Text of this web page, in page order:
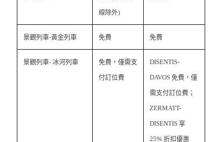
線除外)
景觀列車-黃金列車 免費 免費
景觀列車- 冰河列車 免費，僅需支
付訂位費
DISENTIS-
DAVOS 免費，僅
需支付訂位費；
ZERMATT-
DISENTIS 享
25% 折扣優惠